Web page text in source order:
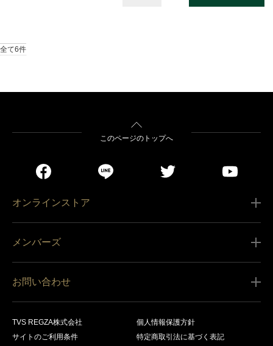
全て6件
このページのトップへ
オンラインストア
営業日カレンダー
メンバーズ
会員規約
商品登録
お問い合わせ
TVS REGZA株式会社
個人情報保護方針
サイトのご利用条件
特定商取引法に基づく表記